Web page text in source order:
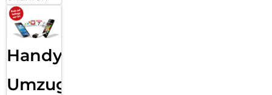
Handy
Umzug